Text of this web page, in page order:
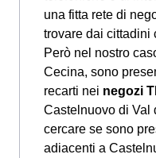
una fitta rete di
trovare dai cittadini
Però nel nostro
Cecina, sono
recarti nei negozi
Castelnuovo di Val
cercare se sono
adiacenti a